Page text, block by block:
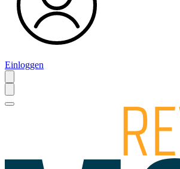
Einloggen